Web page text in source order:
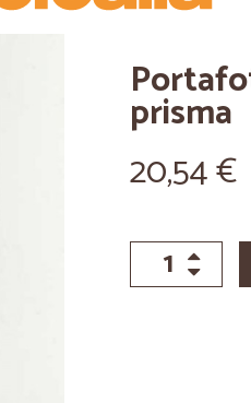
prisma
20,54 €